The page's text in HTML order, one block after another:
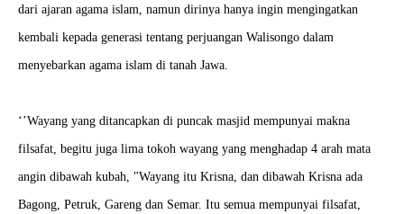
dari ajaran agama islam, namun dirinya hanya ingin mengingatkan
kembali kepada generasi tentang perjuangan Walisongo dalam
menyebarkan agama islam di tanah Jawa.
‘’Wayang yang ditancapkan di puncak masjid mempunyai makna
filsafat, begitu juga lima tokoh wayang yang menghadap 4 arah mata
angin dibawah kubah, "Wayang itu Krisna, dan dibawah Krisna ada
Bagong, Petruk, Gareng dan Semar. Itu semua mempunyai filsafat,